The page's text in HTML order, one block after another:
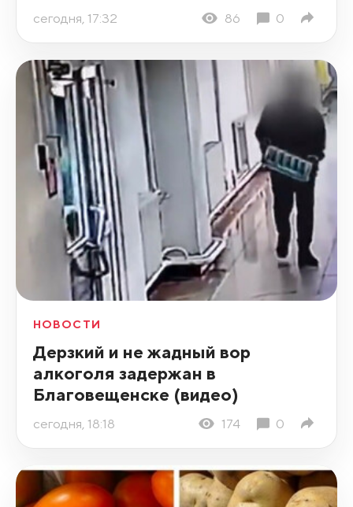
сегодня, 17:32 86 0
НОВОСТИ
Дерзкий и не жадный вор
алкоголя задержан в
Благовещенске (видео)
сегодня, 18:18 174 0